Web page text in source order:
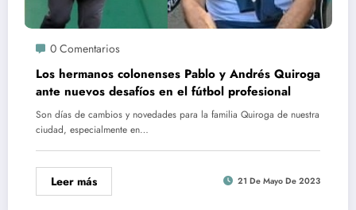
0 Comentarios
Los hermanos colonenses Pablo y Andrés Quiroga
ante nuevos desafíos en el fútbol profesional
Son días de cambios y novedades para la familia Quiroga de nuestra
ciudad, especialmente en…
Leer más 21 De Mayo De 2023